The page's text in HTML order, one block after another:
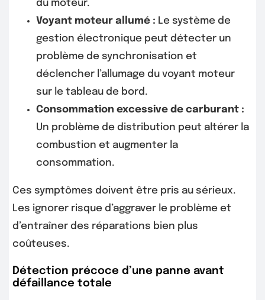
du moteur.
Voyant moteur allumé : Le système de
gestion électronique peut détecter un
problème de synchronisation et
déclencher l’allumage du voyant moteur
sur le tableau de bord.
Consommation excessive de carburant :
Un problème de distribution peut altérer la
combustion et augmenter la
consommation.
Ces symptômes doivent être pris au sérieux.
Les ignorer risque d’aggraver le problème et
d’entraîner des réparations bien plus
coûteuses.
Détection précoce d’une panne avant
défaillance totale